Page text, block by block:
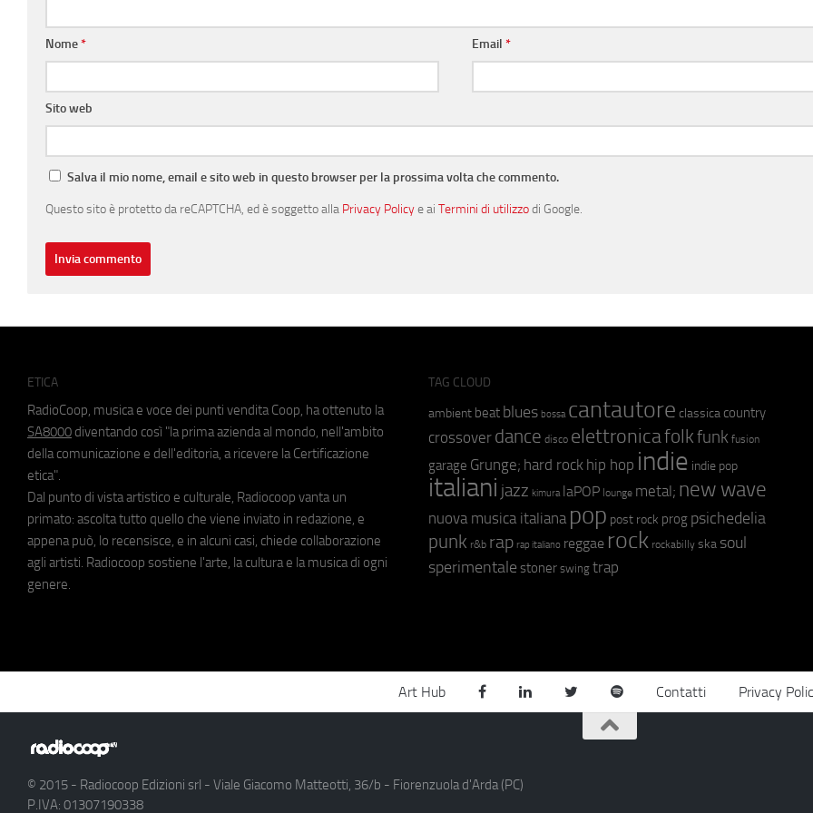
Nome* Email*
Sito web
Salva il mio nome, email e sito web in questo browser per la prossima volta che commento.
Questo sito è protetto da reCAPTCHA, ed è soggetto alla Privacy Policye ai Termini di utilizzodi Google.
ETICA
RadioCoop, musica e voce dei punti vendita Coop, ha ottenuto la
SA8000 diventando così "la prima azienda al mondo, nell'ambito
della comunicazione e dell'editoria, a ricevere la Certificazione
etica".
Dal punto di vista artistico e culturale, Radiocoop vanta un
primato: ascolta tutto quello che viene inviato in redazione, e
appena può, lo recensisce, e in alcuni casi, chiede collaborazione
agli artisti. Radiocoop sostiene l'arte, la cultura e la musica di ogni
genere.
TAG CLOUD
ambient beat blues bossa cantautore classica country
crossover dance disco elettronicafolkfunk fusion
garage Grunge; hard rock hip hop indie indie pop
italiani jazz kimura laPOP lounge metal; new wave
nuova musica italiana pop post rock prog psichedelia
punk r&b rap rap italiano reggae rock rockabilly ska soul
sperimentale stoner swing trap
Art Hub Contatti Privacy
© 2015 - Radiocoop Edizioni srl - Viale Giacomo Matteotti, 36/b - Fiorenzuola d'Arda (PC)
P.IVA: 01307190338